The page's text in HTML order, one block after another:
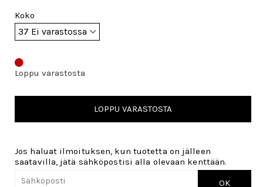
Koko
Loppu varastosta
LOPPU VARASTOSTA
Jos haluat ilmoituksen, kun tuotetta on jälleen
saatavilla, jätä sähköpostisi alla olevaan kenttään.
OK